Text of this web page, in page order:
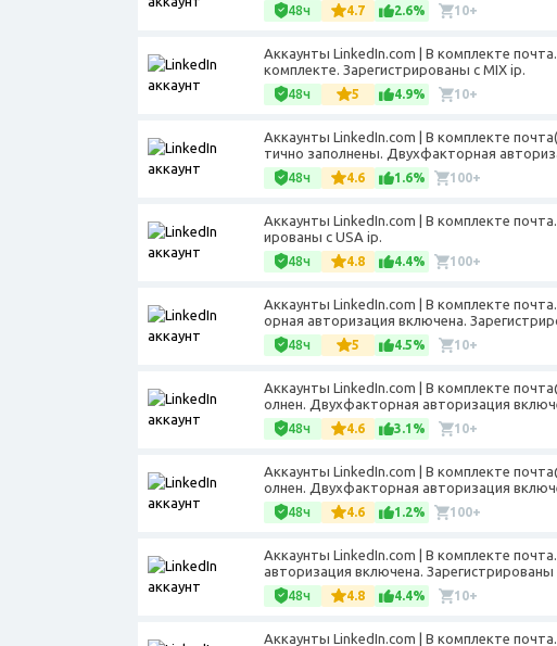
48ч 4.7 2.6% 10+
Аккаунты LinkedIn.com | В комплекте
комплекте. Зарегистрированы с MIX ip.
48ч 5 4.9% 10+
Аккаунты LinkedIn.com | В комплекте
тично заполнены. Двухфакторная
48ч 4.6 1.6% 100+
Аккаунты LinkedIn.com | В комплекте
ированы с USA ip.
48ч 4.8 4.4% 100+
Аккаунты LinkedIn.com | В комплекте
орная авторизация включена.
48ч 5 4.5% 10+
Аккаунты LinkedIn.com | В комплекте
олнен. Двухфакторная авторизация
48ч 4.6 3.1% 10+
Аккаунты LinkedIn.com | В комплекте
олнен. Двухфакторная авторизация
48ч 4.6 1.2% 100+
Аккаунты LinkedIn.com | В комплекте
авторизация включена. Зарегистрированы
48ч 4.8 4.4% 10+
Аккаунты LinkedIn.com | В комплекте